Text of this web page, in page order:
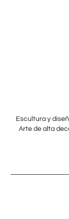
Escultura y
Arte de alta